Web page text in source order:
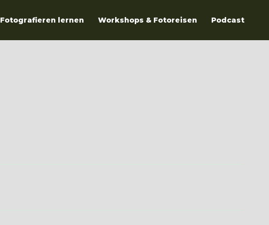
Fotografieren lernen Workshops & Fotoreisen Podcast